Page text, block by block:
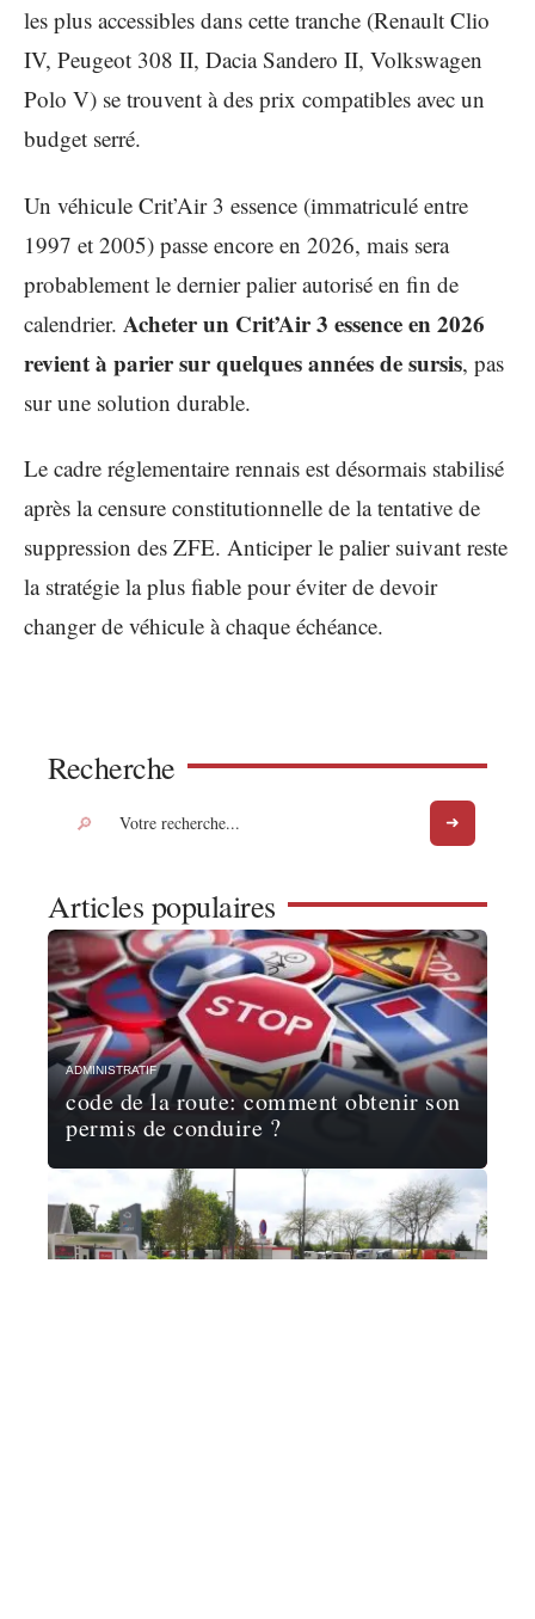
les plus accessibles dans cette tranche (Renault Clio
IV, Peugeot 308 II, Dacia Sandero II, Volkswagen
Polo V) se trouvent à des prix compatibles avec un
budget serré.
Un véhicule Crit’Air 3 essence (immatriculé entre
1997 et 2005) passe encore en 2026, mais sera
probablement le dernier palier autorisé en fin de
calendrier. Acheter un Crit’Air 3 essence en 2026
revient à parier sur quelques années de sursis, pas
sur une solution durable.
Le cadre réglementaire rennais est désormais stabilisé
après la censure constitutionnelle de la tentative de
suppression des ZFE. Anticiper le palier suivant reste
la stratégie la plus fiable pour éviter de devoir
changer de véhicule à chaque échéance.
Recherche
Articles populaires
ADMINISTRATIF
code de la route: comment obtenir son
permis de conduire ?